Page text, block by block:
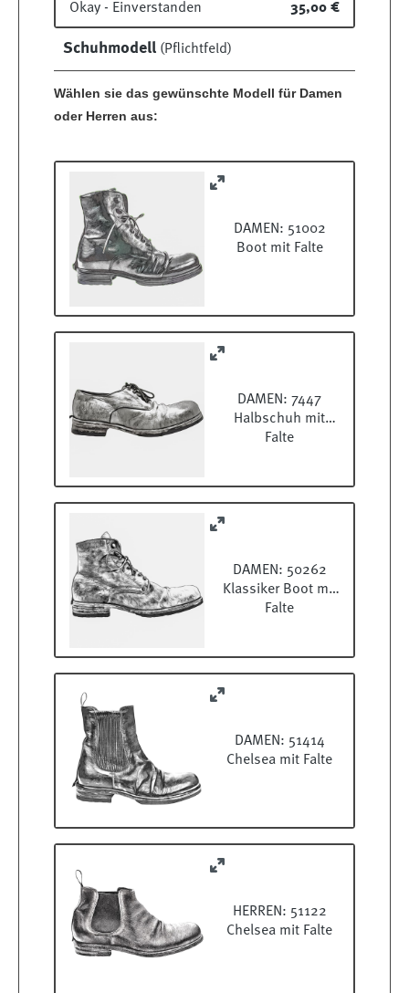
Okay - Einverstanden 35,00 €
Schuhmodell (Pflichtfeld)
Wählen sie das gewünschte Modell für Damen
oder Herren aus:
DAMEN: 51002
Boot mit Falte
DAMEN: 7447
Halbschuh mit
Falte
DAMEN: 50262
Klassiker Boot mit
Falte
DAMEN: 51414
Chelsea mit Falte
HERREN: 51122
Chelsea mit Falte